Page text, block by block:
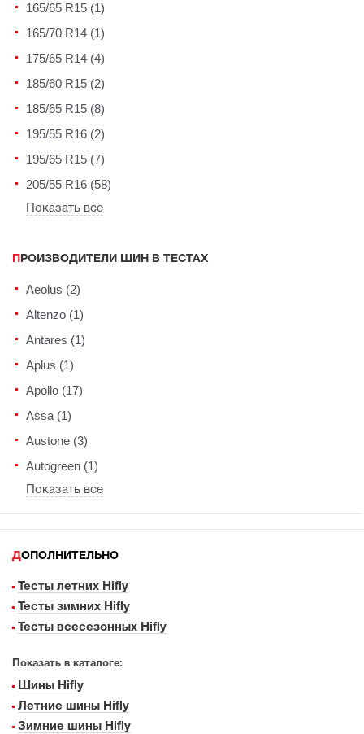
165/65 R15 (1)
165/70 R14 (1)
175/65 R14 (4)
185/60 R15 (2)
185/65 R15 (8)
195/55 R16 (2)
195/65 R15 (7)
205/55 R16 (58)
Показать все
ПРОИЗВОДИТЕЛИ ШИН В ТЕСТАХ
Aeolus (2)
Altenzo (1)
Antares (1)
Aplus (1)
Apollo (17)
Assa (1)
Austone (3)
Autogreen (1)
Показать все
ДОПОЛНИТЕЛЬНО
Тесты летних Hifly
Тесты зимних Hifly
Тесты всесезонных Hifly
Показать в каталоге:
Шины Hifly
Летние шины Hifly
Зимние шины Hifly